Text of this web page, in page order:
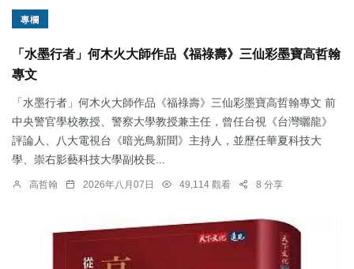
專欄
「水墨行者」何木火大師作品《福祿壽》三仙彩墨寶高哲翰
專文
「水墨行者」何木火大師作品《福祿壽》三仙彩墨寶高哲翰專文 前
中央警官學校教授、警察大學教授兼主任，曾任台視《台灣曬龍》
評論人、八大電視台《暗光鳥新聞》主持人，並歷任華夏科技大
學、崇右影藝科技大學副校長...
高哲翰 2026年八月07日 49,114 觀看 8 分享